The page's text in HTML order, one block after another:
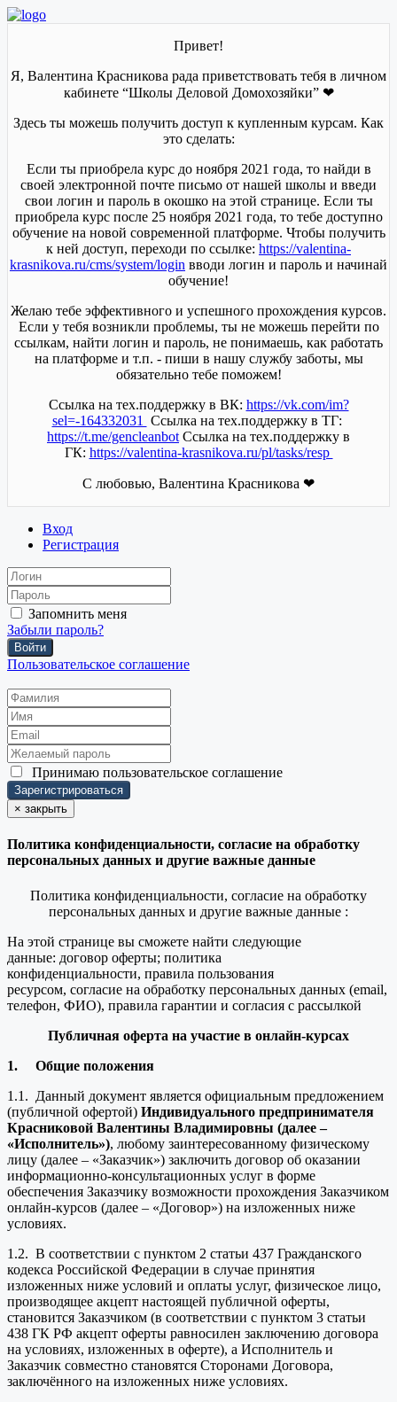
Привет!
Я, Валентина Красникова рада приветствовать тебя в личном
кабинете “Школы Деловой Домохозяйки” ❤
Здесь ты можешь получить доступ к купленным курсам. Как
это сделать:
Если ты приобрела курс до ноября 2021 года, то найди в
своей электронной почте письмо от нашей школы и введи
свои логин и пароль в окошко на этой странице. Если ты
приобрела курс после 25 ноября 2021 года, то тебе доступно
обучение на новой современной платформе. Чтобы получить
к ней доступ, переходи по ссылке: https://valentina-
krasnikova.ru/cms/system/login вводи логин и пароль и начинай
обучение!
Желаю тебе эффективного и успешного прохождения курсов.
Если у тебя возникли проблемы, ты не можешь перейти по
ссылкам, найти логин и пароль, не понимаешь, как работать
на платформе и т.п. - пиши в нашу службу заботы, мы
обязательно тебе поможем!
Ссылка на тех.поддержку в ВК: https://vk.com/im?
sel=-164332031
Ссылка на тех.поддержку в ТГ:
https://t.me/gencleanbot Ссылка на тех.поддержку в
ГК: https://valentina-krasnikova.ru/pl/tasks/resp
С любовью, Валентина Красникова ❤
Вход
Регистрация
Запомнить меня
Забыли пароль?
Войти
Пользовательское соглашение
Принимаю пользовательское соглашение
× закрыть
Политика конфиденциальности, согласие на обработку
персональных данных и другие важные данные
Политика конфиденциальности, согласие на обработку
персональных данных и другие важные данные :
На этой странице вы сможете найти следующие
данные: договор оферты; политика
конфиденциальности, правила пользования
ресурсом, согласие на обработку персональных данных (email,
телефон, ФИО), правила гарантии и согласия с рассылкой
Публичная оферта на участие в онлайн-курсах
1. Общие положения
1.1. Данный документ является официальным предложением
(публичной офертой) Индивидуального предпринимателя
Красниковой Валентины Владимировны (далее –
«Исполнитель»), любому заинтересованному физическому
лицу (далее – «Заказчик») заключить договор об оказании
информационно-консультационных услуг в форме
обеспечения Заказчику возможности прохождения Заказчиком
онлайн-курсов (далее – «Договор») на изложенных ниже
условиях.
1.2. В соответствии с пунктом 2 статьи 437 Гражданского
кодекса Российской Федерации в случае принятия
изложенных ниже условий и оплаты услуг, физическое лицо,
производящее акцепт настоящей публичной оферты,
становится Заказчиком (в соответствии с пунктом 3 статьи
438 ГК РФ акцепт оферты равносилен заключению договора
на условиях, изложенных в оферте), а Исполнитель и
Заказчик совместно становятся Сторонами Договора,
заключённого на изложенных ниже условиях.